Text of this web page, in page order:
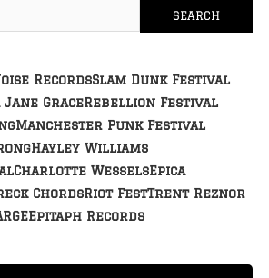
RecordsSlam Dunk Festival
GraceRebellion Festival
Manchester Punk Festival
Hayley Williams
Charlotte WesselsEpica
ChordsRiot FestTrent Reznor
Epitaph Records